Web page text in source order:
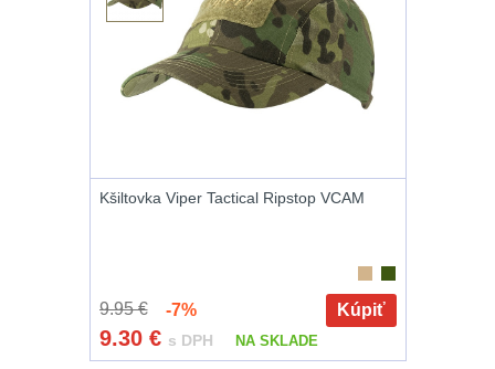
Kšiltovka Viper Tactical Ripstop VCAM
9.95 €-7% Kúpiť
9.30 € s DPH NA SKLADE